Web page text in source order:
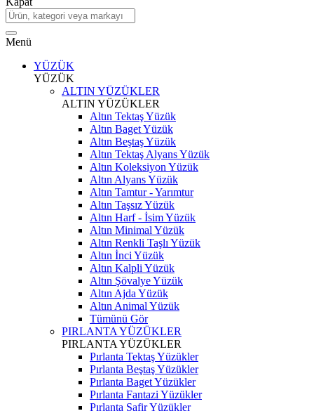
Menü
YÜZÜK
YÜZÜK
ALTIN YÜZÜKLER
ALTIN YÜZÜKLER
Altın Tektaş Yüzük
Altın Baget Yüzük
Altın Beştaş Yüzük
Altın Tektaş Alyans Yüzük
Altın Koleksiyon Yüzük
Altın Alyans Yüzük
Altın Tamtur - Yarımtur
Altın Taşsız Yüzük
Altın Harf - İsim Yüzük
Altın Minimal Yüzük
Altın Renkli Taşlı Yüzük
Altın İnci Yüzük
Altın Kalpli Yüzük
Altın Şövalye Yüzük
Altın Ajda Yüzük
Altın Animal Yüzük
Tümünü Gör
PIRLANTA YÜZÜKLER
PIRLANTA YÜZÜKLER
Pırlanta Tektaş Yüzükler
Pırlanta Beştaş Yüzükler
Pırlanta Baget Yüzükler
Pırlanta Fantazi Yüzükler
Pırlanta Safir Yüzükler